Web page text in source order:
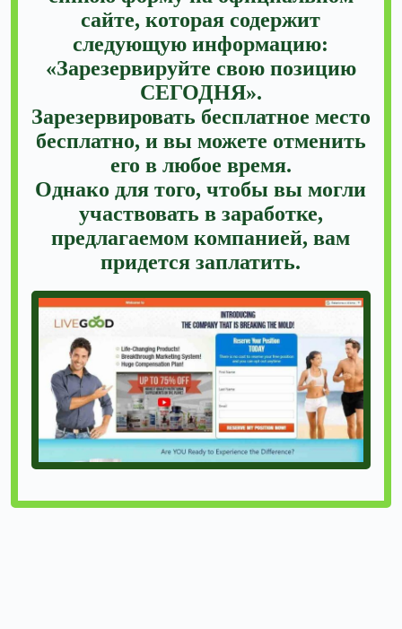
сайте, которая содержит
следующую информацию:
«Зарезервируйте свою позицию
СЕГОДНЯ».
Зарезервировать бесплатное место
бесплатно, и вы можете отменить
его в любое время.
Однако для того, чтобы вы могли
участвовать в заработке,
предлагаемом компанией, вам
придется заплатить.